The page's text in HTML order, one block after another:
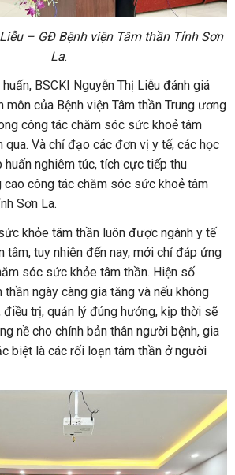
– GĐ Bệnh viện Tâm thần Tỉnh Sơn
La.
BSCKI Nguyễn Thị Liễu đánh giá
của Bệnh viện Tâm thần Trung ương
công tác chăm sóc sức khoẻ tâm
qua. Và chỉ đạo các đơn vị y tế, các học
nghiêm túc, tích cực tiếp thu
cao công tác chăm sóc sức khoẻ tâm
Sơn La.
khỏe tâm thần luôn được ngành y tế
tâm, tuy nhiên đến nay, mới chỉ đáp ứng
sóc sức khỏe tâm thần. Hiện số
ngày càng gia tăng và nếu không
trị, quản lý đúng hướng, kịp thời sẽ
nề cho chính bản thân người bệnh, gia
biệt là các rối loạn tâm thần ở người